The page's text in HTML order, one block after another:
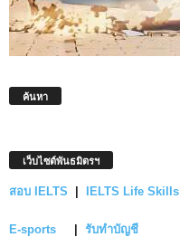
ค้นหา
เว็บไซต์พันธมิตรฯ
สอบ IELTS IELTS Life Skills
E-sports รับทำบัญชี